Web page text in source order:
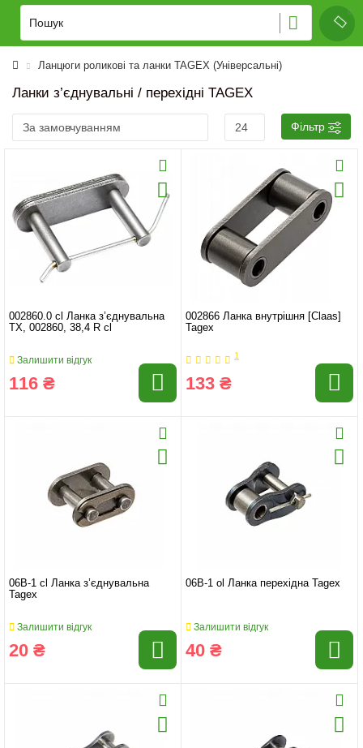
Ланцюги роликові та ланки TAGEX (Універсальні)
Ланки з’єднувальні / перехідні TAGEX
Фільтр
002860.0 cl Ланка з’єднувальна
TX, 002860, 38,4 R cl
Залишити відгук
116 ₴
002866 Ланка внутрішня [Claas]
Tagex
1
133 ₴
06B-1 cl Ланка з’єднувальна
Tagex
Залишити відгук
20 ₴
06B-1 ol Ланка перехідна Tagex
Залишити відгук
40 ₴